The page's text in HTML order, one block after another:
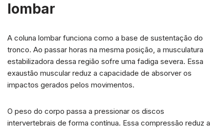
lombar
A coluna lombar funciona como a base de sustentação do
tronco. Ao passar horas na mesma posição, a musculatura
estabilizadora dessa região sofre uma fadiga severa. Essa
exaustão muscular reduz a capacidade de absorver os
impactos gerados pelos movimentos.
O peso do corpo passa a pressionar os discos
intervertebrais de forma contínua. Essa compressão reduz a